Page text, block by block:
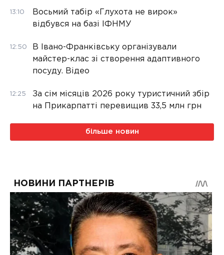
13:10
Восьмий табір «Глухота не вирок»
відбувся на базі ІФНМУ
12:50
В Івано-Франківську організували
майстер-клас зі створення адаптивного
посуду. Відео
12:25
За сім місяців 2026 року туристичний збір
на Прикарпатті перевищив 33,5 млн грн
більше новин